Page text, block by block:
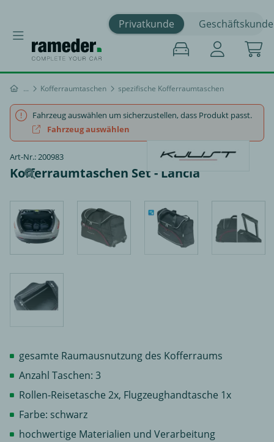
Privatkunde Geschäftskunde
Kofferraumtaschen spezifische Kofferraumtaschen
Fahrzeug auswählen um sicherzustellen, dass Produkt passt.
Fahrzeug auswählen
Art-Nr.: 200983
Kofferraumtaschen Set - Lancia
gesamte Raumausnutzung des Kofferraums
Anzahl Taschen: 3
Rollen-Reisetasche 2x, Flugzeughandtasche 1x
Farbe: schwarz
hochwertige Materialien und Verarbeitung